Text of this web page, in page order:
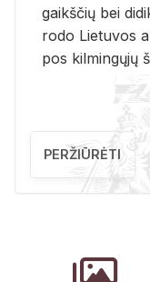
gaikš­čių bei
ro­do Lie­tu­vos
pos kil­min­gų­jų
PERŽIŪRĖTI